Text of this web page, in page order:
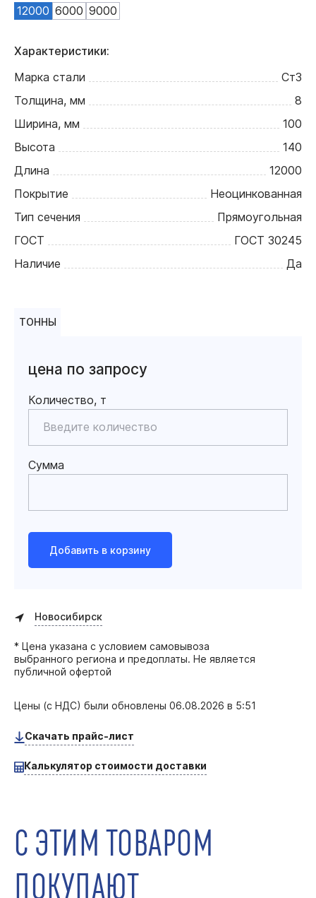
12000 6000 9000
Характеристики:
Марка стали
Ст3
Толщина, мм
8
Ширина, мм
100
Высота
140
Длина
12000
Покрытие
Неоцинкованная
Тип сечения
Прямоугольная
ГОСТ
ГОСТ 30245
Наличие
Да
ТОННЫ
цена по запросу
Количество, т
Сумма
Добавить в корзину
Новосибирск
* Цена указана с условием самовывоза
выбранного региона и предоплаты. Не является
публичной офертой
Цены (с НДС) были обновлены 06.08.2026 в 5:51
Скачать прайс-лист
Калькулятор стоимости доставки
С ЭТИМ ТОВАРОМ
ПОКУПАЮТ